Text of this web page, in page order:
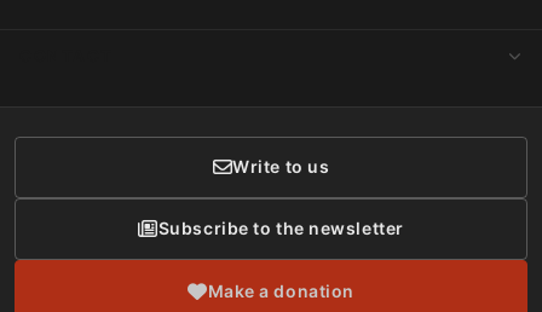
Donor Care
Write to us
Subscribe to the newsletter
Make a donation